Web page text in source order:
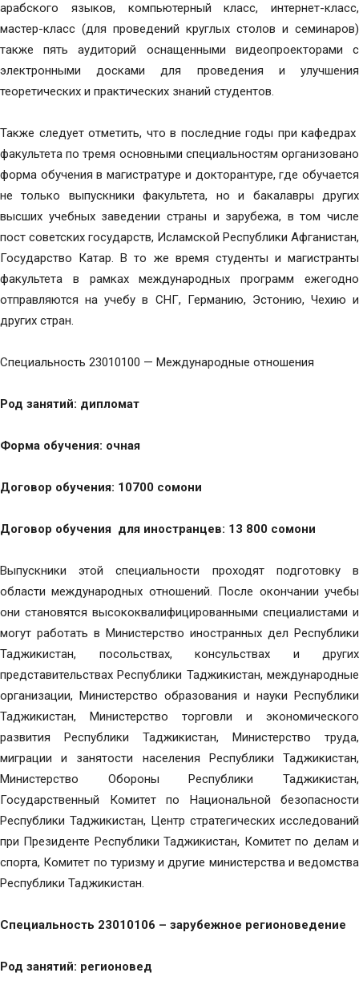
арабского языков, компьютерный класс, интернет-класс,
мастер-класс (для проведений круглых столов и семинаров)
также пять аудиторий оснащенными видеопроекторами с
электронными досками для проведения и улучшения
теоретических и практических знаний студентов.
Также следует отметить, что в последние годы при кафедрах
факультета по тремя основными специальностям организовано
форма обучения в магистратуре и докторантуре, где обучается
не только выпускники факультета, но и бакалавры других
высших учебных заведении страны и зарубежа, в том числе
пост советских государств, Исламской Республики Афганистан,
Государство Катар. В то же время студенты и магистранты
факультета в рамках международных программ ежегодно
отправляются на учебу в СНГ, Германию, Эстонию, Чехию и
других стран.
Специальность 23010100 — Международные отношения
Род занятий: дипломат
Форма обучения: очная
Договор обучения: 10700 сомони
Договор обучения для иностранцев: 13 800 сомони
Выпускники этой специальности проходят подготовку в
области международных отношений. После окончании учебы
они становятся высококвалифицированными специалистами и
могут работать в Министерство иностранных дел Республики
Таджикистан, посольствах, консульствах и других
представительствах Республики Таджикистан, международные
организации, Министерство образования и науки Республики
Таджикистан, Министерство торговли и экономического
развития Республики Таджикистан, Министерство труда,
миграции и занятости населения Республики Таджикистан,
Министерство Обороны Республики Таджикистан,
Государственный Комитет по Национальной безопасности
Республики Таджикистан, Центр стратегических исследований
при Президенте Республики Таджикистан, Комитет по делам и
спорта, Комитет по туризму и другие министерства и ведомства
Республики Таджикистан.
Специальность 23010106 – зарубежное регионоведение
Род занятий: регионовед